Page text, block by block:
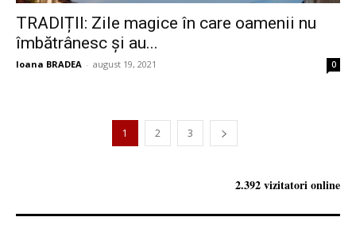
TRADIȚII: Zile magice în care oamenii nu
îmbătrânesc și au...
Ioana BRADEA - august 19, 2021 0
1 2 3
2.392 vizitatori online